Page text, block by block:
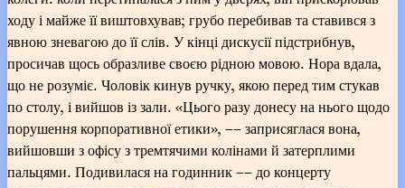
ходу і майже її виштовхував; грубо перебивав та ставився з
явною зневагою до її слів. У кінці дискусії підстрибнув,
просичав щось образливе своєю рідною мовою. Нора вдала,
що не розуміє. Чоловік кинув ручку, якою перед тим стукав
по столу, і вийшов із зали. «Цього разу донесу на нього щодо
порушення корпоративної етики», –– заприсяглася вона,
вийшовши з офісу з тремтячими колінами й затерплими
пальцями. Подивилася на годинник –– до концерту